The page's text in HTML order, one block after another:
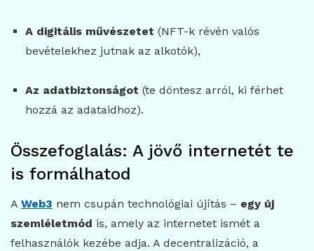
A digitális művészetet (NFT-k révén valós
bevételekhez jutnak az alkotók),
Az adatbiztonságot (te döntesz arról, ki férhet
hozzá az adataidhoz).
Összefoglalás: A jövő internetét te
is formálhatod
A Web3 nem csupán technológiai újítás – egy új
szemléletmód is, amely az internetet ismét a
felhasználók kezébe adja. A decentralizáció, a